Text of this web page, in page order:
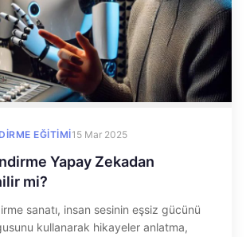
EĞITIMI15 Mar 2025
Yapay Zekadan
mi?
sanatı, insan sesinin eşsiz gücünü
kullanarak hikayeler anlatma,